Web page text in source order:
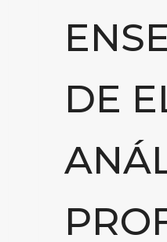
DE